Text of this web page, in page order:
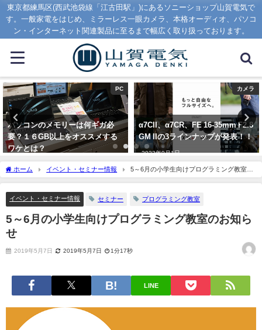
東京都練馬区(西武池袋線「江古田駅」)にあるソニーショップ山賀電気で
す。一般家電をはじめ、ミラーレス一眼カメラ、本格オーディオ、パソコ
ン・インターネット関連製品に至るまで幅広く取り扱っております。
PC
パソコンのメモリーは何ギガ必
要？１６GB以上をオススメする
ワケとは？
カメラ
α7CII、α7CR、FE 16-35mm F2.8
GM IIの3ラインナップが発表！！
2023年9月1日
ホーム イベント・セミナー情報
5～6月の小学生向けプログラミング教室の
お知らせ
イベント・セミナー情報 セミナー プログラミング教室
5～6月の小学生向けプログラミング教室のお知ら
せ
2019年5月7日 2019年5月7日 1分17秒
LINE